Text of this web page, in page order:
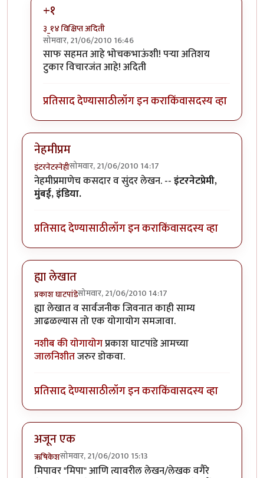
+१
३_१४ विक्षिप्त अदिती
सोमवार, 21/06/2010 16:46
In reply toपरा, हा एकbyभोचक
साफ सहमत आहे भोचकभाऊंशी! पर्‍या अतिशय
टुकार विचारजंत आहे! अदिती
प्रतिसाद देण्यासाठीलॉग इन कराकिंवासदस्य व्हा
नेहमीप्रम
इंटरनेटस्नेहीसोमवार, 21/06/2010 14:17
नेहमीप्रमाणेच कसदार व सुंदर लेखन. --इंटरनेटप्रेमी,
मुंबई, इंडिया.
प्रतिसाद देण्यासाठीलॉग इन कराकिंवासदस्य व्हा
ह्या लेखात
प्रकाश घाटपांडेसोमवार, 21/06/2010 14:17
ह्या लेखात व सार्वजनीक जिवनात काही साम्य
आढळल्यास तो एक योगायोग समजावा.
नशीब की योगायोगप्रकाश घाटपांडे आमच्या
जालनिशीतजरुर डोकवा.
प्रतिसाद देण्यासाठीलॉग इन कराकिंवासदस्य व्हा
अजून एक
ऋषिकेशसोमवार, 21/06/2010 15:13
मिपावर "मिपा" आणि त्यावरील लेखन/लेखक वगैरे